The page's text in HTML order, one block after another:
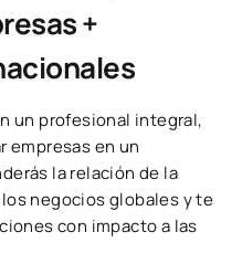
+
un profesional integral,
empresas en un
la relación de la
negocios globales y te
con impacto a las